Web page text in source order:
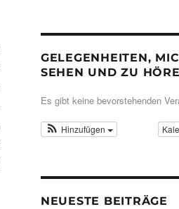
GELEGENHEITEN,
SEHEN UND ZU
Es gibt keine bevorstehenden
Hinzufügen
NEUESTE BEITRÄGE